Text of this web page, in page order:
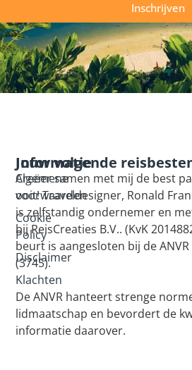
Inschrijven
Informatie
Algemene
voorwaarden
Cookie
Policy
Disclaimer
Klachten
Jouw volgende
Creëer samen met mij de best
ooit! Traveldesigner, Ronald
is zelfstandig ondernemer en
bij ReisCreaties B.V.. (KvK
beurt is aangesloten bij de ANVR
(3745).
De ANVR hanteert strenge
lidmaatschap en bevordert de
informatie daarover.